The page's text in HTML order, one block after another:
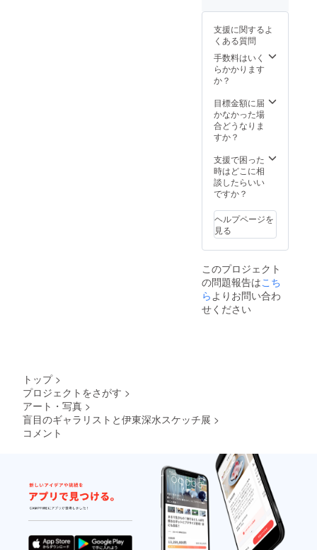
ではあ
ります
が、本
画集に
ては、
植物や
ンチ絵
なども
納めら
本画に
はな
い、ど
こかリ
ティに
てモダ
ンなス
ケッチ
す。 ご
支援の
際に、
ご希望
を備考
視力を
にまと
められ
ていた
もの(画
集)を提
ていた
だきま
す。 美
人画に
れる伊
東深水
ではあ
ります
画集に
ては、
植物や
布袋
ンチ絵
なども
納めら
れてい
ます。
い。 ご
支援の
際に、
ご希望
を備考
欄にご
記入く
ださ
い。
支援に関するよ
くある質問
手数料はいく
らかかります
か？
目標金額に届
かなかった場
合どうなりま
すか？
支援で困った
時はどこに相
談したらいい
ですか？
ヘルプページを
見る
このプロジェクト
の問題報告はこち
らよりお問い合わ
せください
トップ >
プロジェクトをさがす >
アート・写真 >
盲目のギャラリストと伊東深水スケッチ展 >
コメント